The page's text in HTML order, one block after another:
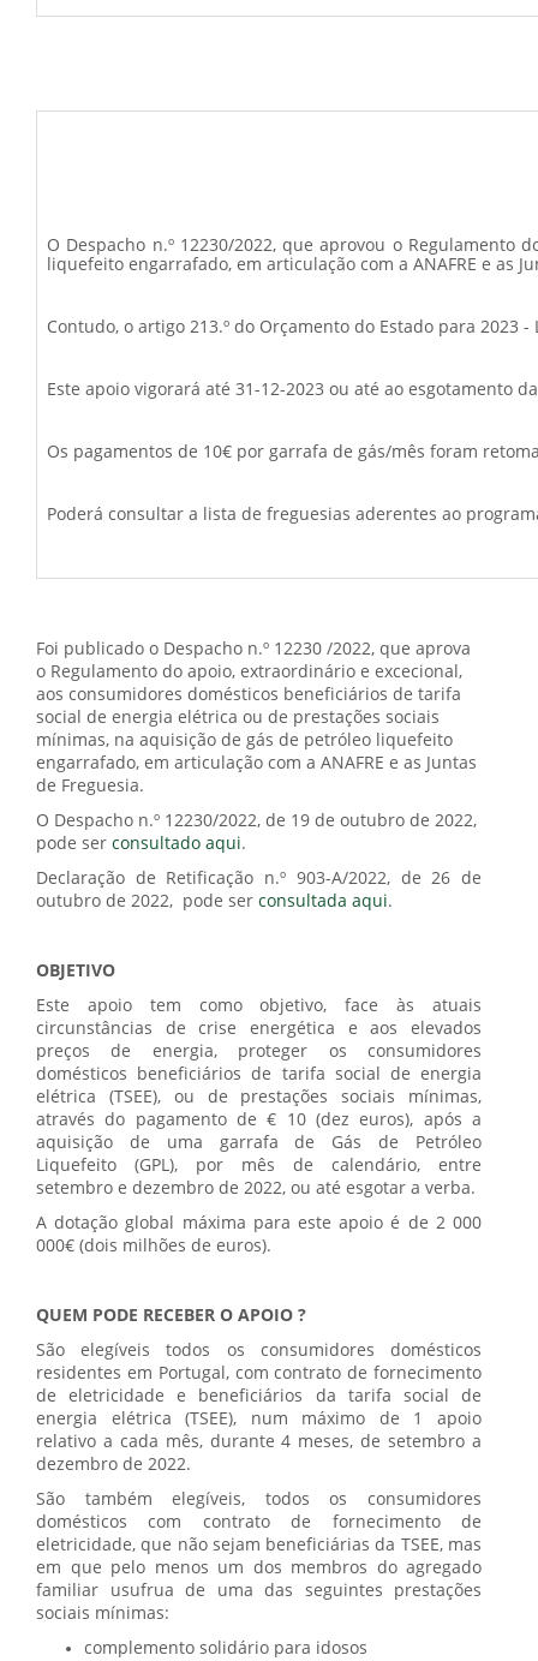
O Despacho n.º 12230/2022, que aprovou o
liquefeito engarrafado, em articulação com a ANAFRE e as
Contudo, o artigo 213.º do Orçamento do Estado para 2023
Este apoio vigorará até 31-12-2023 ou até ao esgotamento
Os pagamentos de 10€ por garrafa de gás/mês foram
Poderá consultar a lista de freguesias aderentes ao
Foi publicado o Despacho n.º 12230 /2022, que aprova
o Regulamento do apoio, extraordinário e excecional,
aos consumidores domésticos beneficiários de tarifa
social de energia elétrica ou de prestações sociais
mínimas, na aquisição de gás de petróleo liquefeito
engarrafado, em articulação com a ANAFRE e as Juntas
de Freguesia.
O Despacho n.º 12230/2022, de 19 de outubro de 2022,
pode ser consultado aqui.
Declaração de Retificação n.º 903-A/2022, de 26 de
outubro de 2022, pode ser consultada aqui.
OBJETIVO
Este apoio tem como objetivo, face às atuais
circunstâncias de crise energética e aos elevados
preços de energia, proteger os consumidores
domésticos beneficiários de tarifa social de energia
elétrica (TSEE), ou de prestações sociais mínimas,
através do pagamento de € 10 (dez euros), após a
aquisição de uma garrafa de Gás de Petróleo
Liquefeito (GPL), por mês de calendário, entre
setembro e dezembro de 2022, ou até esgotar a verba.
A dotação global máxima para este apoio é de 2 000
000€ (dois milhões de euros).
QUEM PODE RECEBER O APOIO ?
São elegíveis todos os consumidores domésticos
residentes em Portugal, com contrato de fornecimento
de eletricidade e beneficiários da tarifa social de
energia elétrica (TSEE), num máximo de 1 apoio
relativo a cada mês, durante 4 meses, de setembro a
dezembro de 2022.
São também elegíveis, todos os consumidores
domésticos com contrato de fornecimento de
eletricidade, que não sejam beneficiárias da TSEE, mas
em que pelo menos um dos membros do agregado
familiar usufrua de uma das seguintes prestações
sociais mínimas:
complemento solidário para idosos